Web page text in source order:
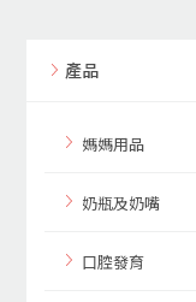
產品
媽媽用品
奶瓶及奶嘴
口腔發育